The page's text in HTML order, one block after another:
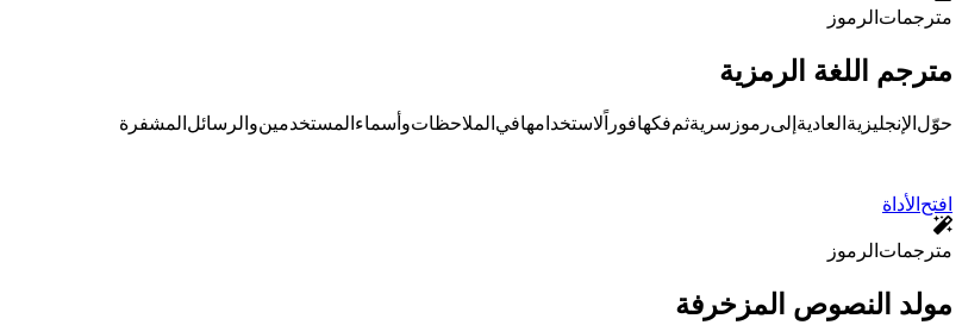
مترجمات الرموز
مترجم اللغة الرمزية
حوّل الإنجليزية العادية إلى رموز سرية ثم فكها فوراً لاستخدامها في الملاحظات وأسماء المستخدمين والرسائل المشفرة.
افتح الأداة
مترجمات الرموز
مولد النصوص المزخرفة